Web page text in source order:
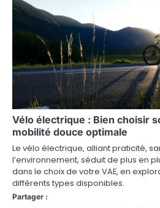
Vélo électrique : Bien choisir
mobilité douce optimale
Le vélo électrique, alliant praticité,
l’environnement, séduit de plus en
dans le choix de votre VAE, en
différents types disponibles.
Partager :